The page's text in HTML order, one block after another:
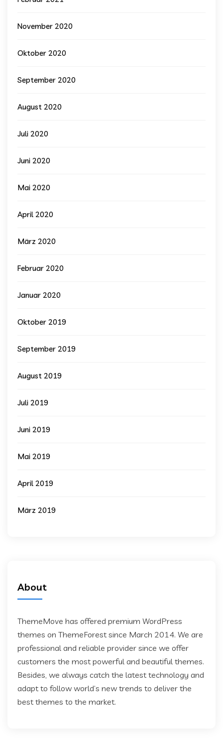
November 2020
Oktober 2020
September 2020
August 2020
Juli 2020
Juni 2020
Mai 2020
April 2020
März 2020
Februar 2020
Januar 2020
Oktober 2019
September 2019
August 2019
Juli 2019
Juni 2019
Mai 2019
April 2019
März 2019
About
ThemeMove has offered premium WordPress
themes on ThemeForest since March 2014. We are
professional and reliable provider since we offer
customers the most powerful and beautiful themes.
Besides, we always catch the latest technology and
adapt to follow world’s new trends to deliver the
best themes to the market.